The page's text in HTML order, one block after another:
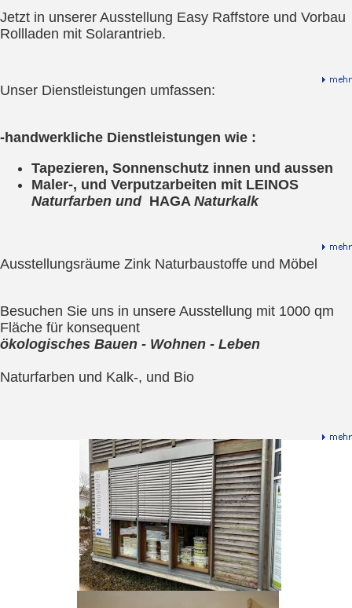
Jetzt in unserer Ausstellung Easy Raffstore und Vorbau
Rollladen mit Solarantrieb.
Unser Dienstleistungen umfassen:
-handwerkliche Dienstleistungen wie :
Tapezieren, Sonnenschutz innen und aussen
Maler-, und Verputzarbeiten mit LEINOS
Naturfarben und HAGA Naturkalk
Ausstellungsräume Zink Naturbaustoffe und Möbel
Besuchen Sie uns in unsere Ausstellung mit 1000 qm
Fläche für konsequent
ökologisches Bauen - Wohnen - Leben
Naturfarben und Kalk-, und Bio